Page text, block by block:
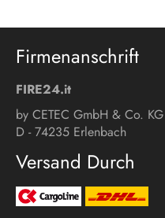
Firmenanschrift
FIRE24.it
by CETEC GmbH & Co.
D - 74235 Erlenbach
Versand Durch